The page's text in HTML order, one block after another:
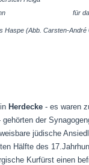
für
Haspe (Abb. Carsten-André
Herdecke- es waren
gehörten der
jüdische
Hälfte des
Kurfürst einen